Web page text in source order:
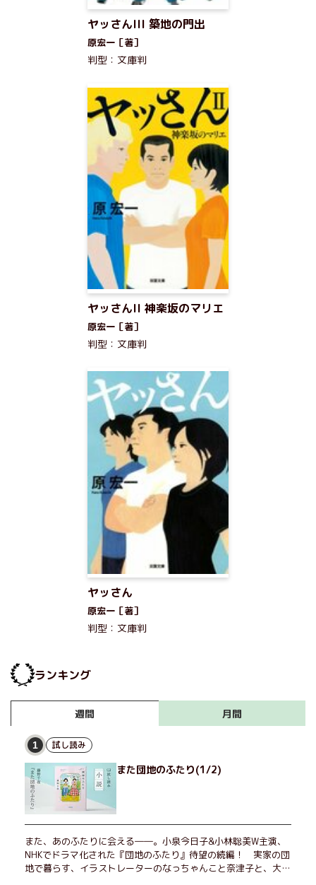
ヤッさんIII 築地の門出
原宏一［著］
判型：文庫判
ヤッさんII 神楽坂のマリエ
原宏一［著］
判型：文庫判
ヤッさん
原宏一［著］
判型：文庫判
ランキング
週間 月間
1 試し読み
また団地のふたり(1/2)
また、あのふたりに会える――。小泉今日子&小林聡美W主演、
NHKでドラマ化された『団地のふたり』待望の続編！ 実家の団
地で暮らす、イラストレーターのなっちゃんこと奈津子と、大学